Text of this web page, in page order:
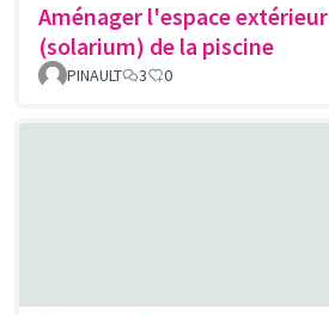
Aménager l'espace extérieur
(solarium) de la piscine
PINAULT 3 0